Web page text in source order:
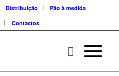
Distribuição
Pão à medida
Contactos